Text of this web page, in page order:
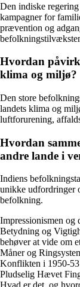
Den indiske
kampagner for
prævention og
Hvordan
klima og miljø?
Den store
landets klima og
luftforurening,
Hvordan
andre lande i
Indiens
unikke udfordringer
befolkning.
Impressionismen og
Betydning og
behøver at vide om
Måner og
Konflikten i 1950-53
Pludselig Hævet